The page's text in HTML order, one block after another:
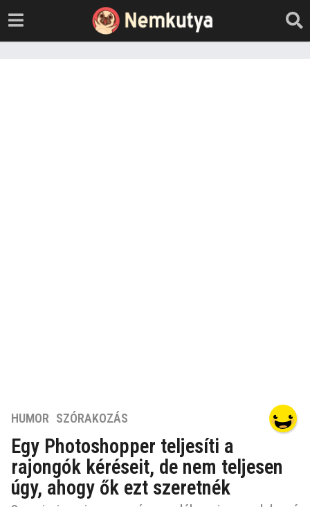
6
v
e
z
e
HUMOR ,SZÓRAKOZÁS
Egy Photoshopper teljesíti a
rajongók kéréseit, de nem teljesen
úgy, ahogy ők ezt szeretnék